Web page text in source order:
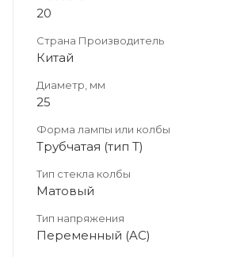
20
Страна Производитель
Китай
Диаметр, мм
25
Форма лампы или колбы
Трубчатая (тип T)
Тип стекла колбы
Матовый
Тип напряжения
Переменный (AC)